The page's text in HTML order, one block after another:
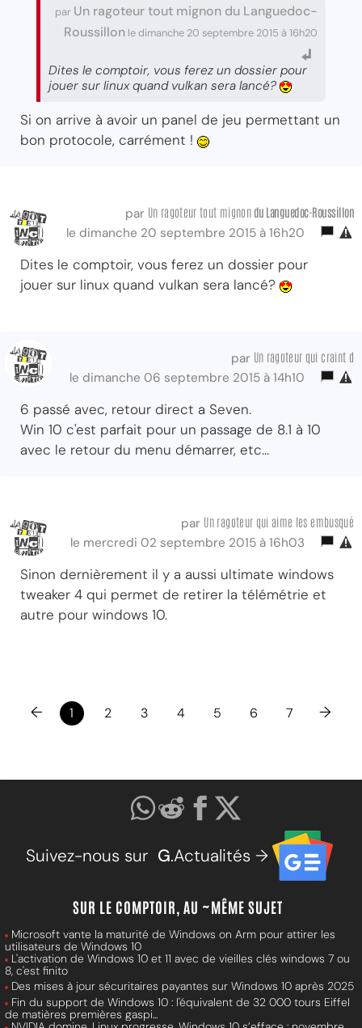
par Un ragoteur tout mignon du Languedoc-
Roussillon le dimanche 20 septembre 2015 à 16h20
Dites le comptoir, vous ferez un dossier pour
jouer sur linux quand vulkan sera lancé?
Si on arrive à avoir un panel de jeu permettant un
bon protocole, carrément !
par Un ragoteur tout mignon du Languedoc-Roussillon
le dimanche 20 septembre 2015 à 16h20
Dites le comptoir, vous ferez un dossier pour
jouer sur linux quand vulkan sera lancé?
par Un ragoteur qui craint d
le dimanche 06 septembre 2015 à 14h10
6 passé avec, retour direct a Seven.
Win 10 c'est parfait pour un passage de 8.1 à 10
avec le retour du menu démarrer, etc...
par Un ragoteur qui aime les embusqué
le mercredi 02 septembre 2015 à 16h03
Sinon dernièrement il y a aussi ultimate windows
tweaker 4 qui permet de retirer la télémétrie et
autre pour windows 10.
← 1 2 3 4 5 6 7 →
Suivez-nous sur G.Actualités →
SUR LE COMPTOIR, AU ~MÊME SUJET
Microsoft vante la maturité de Windows on Arm pour attirer les
utilisateurs de Windows 10
L'activation de Windows 10 et 11 avec de vieilles clés windows 7 ou
8, c'est finito
Des mises à jour sécuritaires payantes sur Windows 10 après 2025
Fin du support de Windows 10 : l'équivalent de 32 000 tours Eiffel
de matières premières gaspi...